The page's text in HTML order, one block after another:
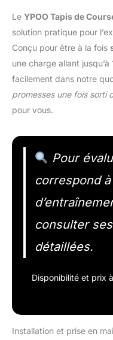
Le YPOO Tapis de
solution pratique pour
Conçu pour être à la fois
une charge allant
facilement dans notre
promesses une fois sorti
pour vous.
Pour
correspond
consulter
détaillées.
Disponibilité et prix
Installation et prise en